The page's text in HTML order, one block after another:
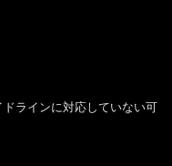
ラインに対応していない可